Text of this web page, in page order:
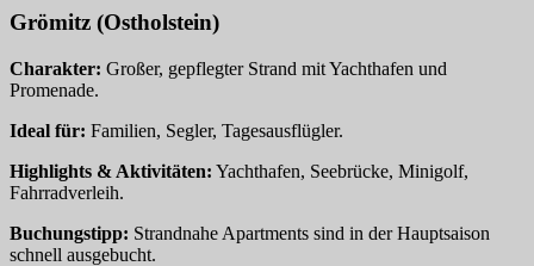
Grömitz (Ostholstein)
Charakter: Großer, gepflegter Strand mit Yachthafen und
Promenade.
Ideal für: Familien, Segler, Tagesausflügler.
Highlights & Aktivitäten: Yachthafen, Seebrücke, Minigolf,
Fahrradverleih.
Buchungstipp: Strandnahe Apartments sind in der Hauptsaison
schnell ausgebucht.